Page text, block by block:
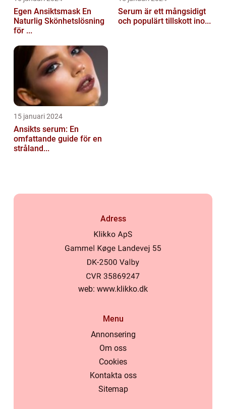
Egen Ansiktsmask En
Naturlig Skönhetslösning
för ...
Serum är ett mångsidigt
och populärt tillskott ino...
15 januari 2024
Ansikts serum: En
omfattande guide för en
stråland...
Adress
web: www.klikko.dk
Menu
Annonsering
Om oss
Cookies
Kontakta oss
Sitemap